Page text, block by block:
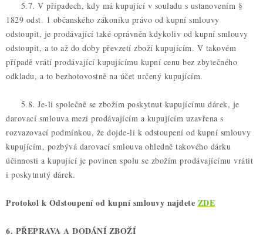
5.7. V případech, kdy má kupující v souladu s ustanovením §
1829 odst. 1 občanského zákoníku právo od kupní smlouvy
odstoupit, je prodávající také oprávněn kdykoliv od kupní smlouvy
odstoupit, a to až do doby převzetí zboží kupujícím. V takovém
případě vrátí prodávající kupujícímu kupní cenu bez zbytečného
odkladu, a to bezhotovostně na účet určený kupujícím.
5.8. Je-li společně se zbožím poskytnut kupujícímu dárek, je
darovací smlouva mezi prodávajícím a kupujícím uzavřena s
rozvazovací podmínkou, že dojde-li k odstoupení od kupní smlouvy
kupujícím, pozbývá darovací smlouva ohledně takového dárku
účinnosti a kupující je povinen spolu se zbožím prodávajícímu vrátit
i poskytnutý dárek.
Protokol k Odstoupení od kupní smlouvy najdete ZDE
6. PŘEPRAVA A DODÁNÍ ZBOŽÍ